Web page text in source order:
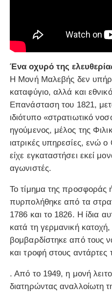
Ένα οχυρό της
Η Μονή Μαλεβής δεν
καταφύγιο, αλλά και
Επανάσταση του 1821,
ιδιότυπο «στρατιωτικό
ηγούμενος, μέλος της
ιατρικές υπηρεσίες, ενώ
είχε εγκαταστήσει εκεί
αγωνιστές.
Το τίμημα της προσφοράς
πυρπολήθηκε από τα
1786 και το 1826. Η ίδια
κατά τη γερμανική
βομβαρδίστηκε από τους
και τροφή στους
. Από το 1949, η μονή
διατηρώντας αναλλοίωτη